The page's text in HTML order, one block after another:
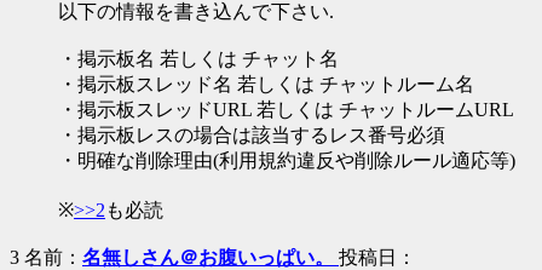
以下の情報を書き込んで下さい.
・掲示板名 若しくは チャット名
・掲示板スレッド名 若しくは チャットルーム名
・掲示板スレッドURL 若しくは チャットルームURL
・掲示板レスの場合は該当するレス番号必須
・明確な削除理由(利用規約違反や削除ルール適応等)
※>>2 も必読
3 名前： 名無しさん＠お腹いっぱい。 投稿日：